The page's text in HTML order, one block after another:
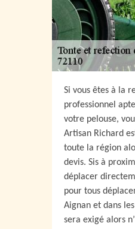
Si vous êtes à la
professionnel
votre pelouse,
Artisan Richard
toute la région
devis. Sis à
déplacer
pour tous
Aignan et dans
sera exigé alors